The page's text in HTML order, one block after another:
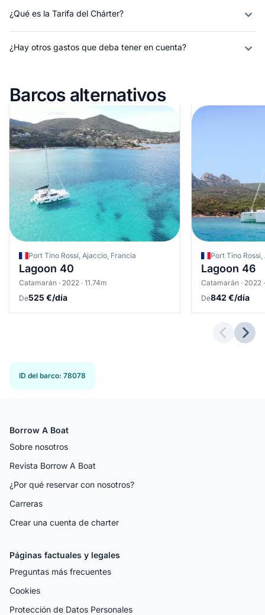
¿Qué es la Tarifa del Chárter?
¿Hay otros gastos que deba tener en cuenta?
Barcos alternativos
Port Tino Rossi, Ajaccio, Francia
Lagoon 40
Catamarán · 2022 · 11.74m
De525 €/día
Port Tino
Lagoon 46
Catamarán · 2022
De842 €/día
ID del barco: 78078
Borrow A Boat
Sobre nosotros
Revista Borrow A Boat
¿Por qué reservar con nosotros?
Carreras
Crear una cuenta de charter
Páginas factuales y legales
Preguntas más frecuentes
Cookies
Protección de Datos Personales